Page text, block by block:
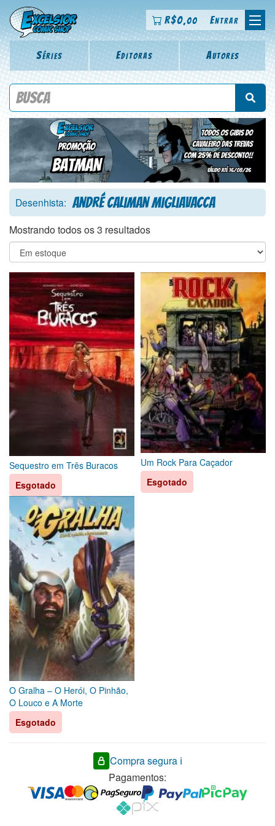
R$0,00 Entrar
Séries Editoras Autores
Procure por título da revista, personagem, série, escritor,
Desenhista: André Caliman Migliavacca
Mostrando todos os 3 resultados
Sequestro em Três Buracos
Esgotado
Um Rock Para Caçador
Esgotado
O Gralha – O Herói, O Pinhão,
O Louco e A Morte
Esgotado
Compra segura ℹ️
Pagamentos: